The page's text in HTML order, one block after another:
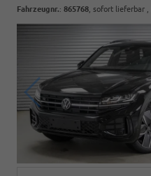
Fahrzeugnr.: 865768 sofort lieferbar